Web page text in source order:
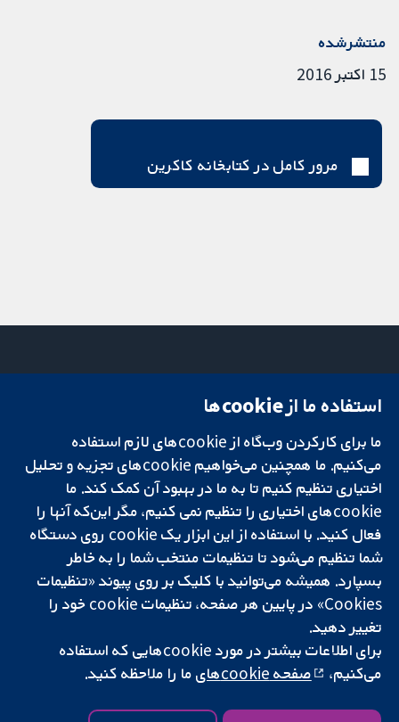
منتشرشده
15 اکتبر 2016
مرور کامل در کتابخانه کاکرین
تحقیقات قابل
اعتماد.
تصمیم‌گیری آگاهانه.
سلامت بهتر.
میدان کاوندیش
لندن
W1G 0AN
بریتانیا
دفتر رسانه‌ای
درباره ما
فرصت‌های
شغلی
Cochrane
Library
شبکه همکاری کاکرین، یک مؤسسه خیریه (شماره 1045921) و یک شرکت با
و ولز است. شماره ثبت مالیات بر ارزش افزوده: GB 718 2127 49.
کپی‌رایت © ۲۰۲۵ همکاری کاکرین
استفاده ما از cookie‌ها
ما برای کارکردن وب‌گاه از cookie‌های لازم استفاده
می‌کنیم. ما همچنین می‌خواهیم cookie‌های تجزیه و تحلیل
اختیاری تنظیم کنیم تا به ما در بهبود آن کمک کند. ما
cookie‌های اختیاری را تنظیم نمی کنیم، مگر این‌که آنها را
فعال کنید. با استفاده از این ابزار یک cookie‌ روی دستگاه
شما تنظیم می‌شود تا تنظیمات منتخب شما را به خاطر
بسپارد. همیشه می‌توانید با کلیک بر روی پیوند «تنظیمات
Cookies» در پایین هر صفحه، تنظیمات cookie‌ خود را
تغییر دهید.
برای اطلاعات بیشتر در مورد cookie‌هایی که استفاده
می‌کنیم،
صفحه cookie‌های ما را ملاحظه کنید.